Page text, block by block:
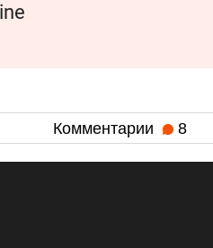
Комментарии 8